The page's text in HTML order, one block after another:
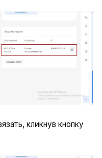
кликнув кнопку